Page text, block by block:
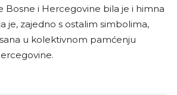
Bosne i Hercegovine bila je i himna
je, zajedno s ostalim simbolima,
u kolektivnom pamćenju